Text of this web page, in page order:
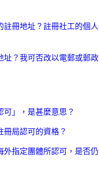
冊地址？註冊社工的個
？我可否改以電郵或郵
」，是甚麼意思？
局認可的資格？
指定團體所認可，是否仍